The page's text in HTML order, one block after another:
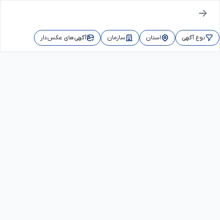
نوع آگهی استان سازمان آگهی‌های عکس‌دار